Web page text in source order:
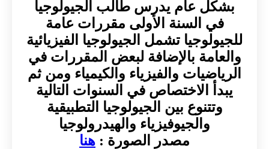
بشكل عام يدرس طالب الجيولوجيا
في السنة الأولى مقررات عامة
للجيولوجيا تشمل الجيولوجيا الفيزيائية
والعامة بالإضافة لبعض المقررات في
الرياضيات والفيزياء والكيمياء ومن ثم
يبدأ الاختصاص في السنوات التالية
وتتنوع بين الجيولوجيا التطبيقية
والجيوفيزياء والهيدرولوجيا
مصدر الصورة : هنا